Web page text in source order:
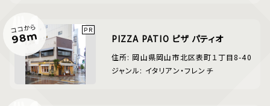
ココから
98m PIZZA PATIO ピザ パティオ
住所: 岡山県岡山市北区表町１丁目8-40
ジャンル: イタリアン・フレンチ